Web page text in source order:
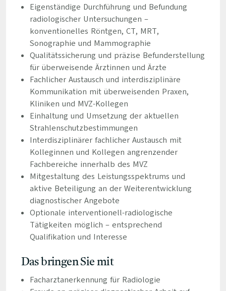
Eigenständige Durchführung und Befundung
radiologischer Untersuchungen –
konventionelles Röntgen, CT, MRT,
Sonographie und Mammographie
Qualitätssicherung und präzise Befunderstellung
für überweisende Ärztinnen und Ärzte
Fachlicher Austausch und interdisziplinäre
Kommunikation mit überweisenden Praxen,
Kliniken und MVZ-Kollegen
Einhaltung und Umsetzung der aktuellen
Strahlenschutzbestimmungen
Interdisziplinärer fachlicher Austausch mit
Kolleginnen und Kollegen angrenzender
Fachbereiche innerhalb des MVZ
Mitgestaltung des Leistungsspektrums und
aktive Beteiligung an der Weiterentwicklung
diagnostischer Angebote
Optionale interventionell-radiologische
Tätigkeiten möglich – entsprechend
Qualifikation und Interesse
Das bringen Sie mit
Facharztanerkennung für Radiologie